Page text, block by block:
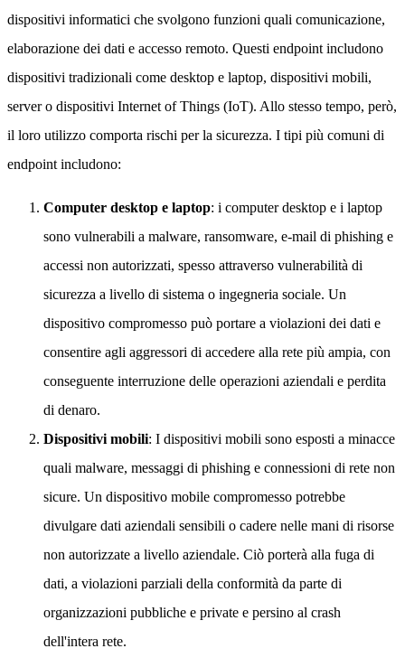
dispositivi informatici che svolgono funzioni quali comunicazione,
elaborazione dei dati e accesso remoto. Questi endpoint includono
dispositivi tradizionali come desktop e laptop, dispositivi mobili,
server o dispositivi Internet of Things (IoT). Allo stesso tempo, però,
il loro utilizzo comporta rischi per la sicurezza. I tipi più comuni di
endpoint includono:
Computer desktop e laptop: i computer desktop e i laptop
sono vulnerabili a malware, ransomware, e-mail di phishing e
accessi non autorizzati, spesso attraverso vulnerabilità di
sicurezza a livello di sistema o ingegneria sociale. Un
dispositivo compromesso può portare a violazioni dei dati e
consentire agli aggressori di accedere alla rete più ampia, con
conseguente interruzione delle operazioni aziendali e perdita
di denaro.
Dispositivi mobili: I dispositivi mobili sono esposti a minacce
quali malware, messaggi di phishing e connessioni di rete non
sicure. Un dispositivo mobile compromesso potrebbe
divulgare dati aziendali sensibili o cadere nelle mani di risorse
non autorizzate a livello aziendale. Ciò porterà alla fuga di
dati, a violazioni parziali della conformità da parte di
organizzazioni pubbliche e private e persino al crash
dell'intera rete.